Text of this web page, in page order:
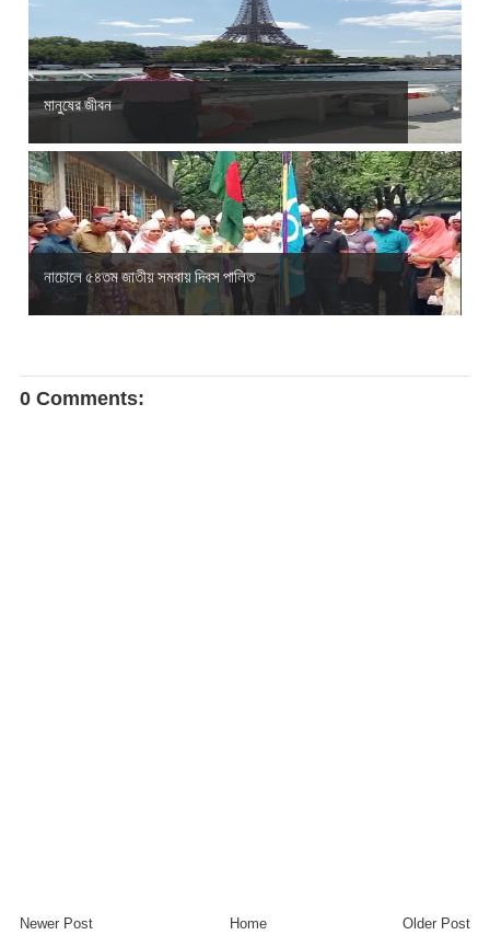
মানুষের জীবন
নাচোলে ৫৪তম জাতীয় সমবায় দিবস পালিত
0 Comments:
Newer Post Older Post
Home